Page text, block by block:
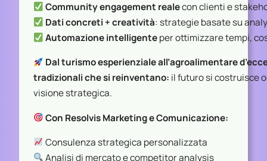
Community engagement realecon clienti e
Dati concreti + creatività: strategie basate su
Automazione intelligenteper ottimizzare tempi,
Dal turismo esperienziale all’agroalimentare
tradizionali che si reinventano: il futuro si costruisce
visione strategica.
Con Resolvis Marketing e Comunicazione:
Consulenza strategica personalizzata
Analisi di mercato e competitor analysis